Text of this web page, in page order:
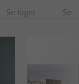
Se loger Se